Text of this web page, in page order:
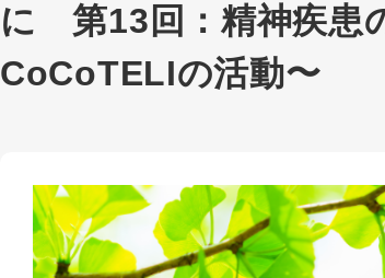
に 第13回：精神疾患
CoCoTELIの活動〜